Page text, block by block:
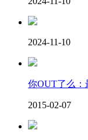
2024-11-10
你OUT了么：
2015-02-07